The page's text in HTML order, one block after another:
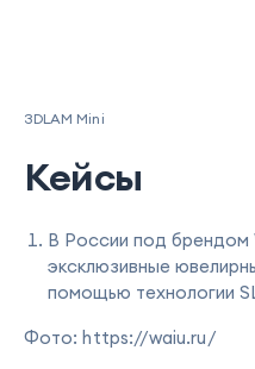
3DLAM Mini
Кейсы
В России под брендом
эксклюзивные
помощью технологии
Фото: https://waiu.ru/